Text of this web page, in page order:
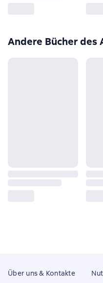
Andere Bücher des
Über uns & Kontakte